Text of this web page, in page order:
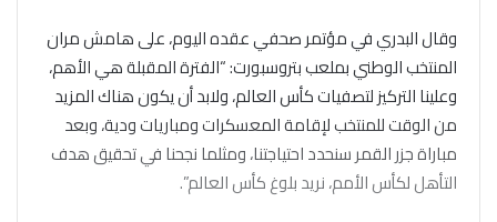
وقال البدري في مؤتمر صحفي عقده اليوم، على هامش مران
المنتخب الوطني بملعب بتروسبورت: “الفترة المقبلة هي الأهم،
وعلينا التركيز لتصفيات كأس العالم، ولابد أن يكون هناك المزيد
من الوقت للمنتخب لإقامة المعسكرات ومباريات ودية، وبعد
مباراة جزر القمر سنحدد احتياجتنا، ومثلما نجحنا في تحقيق هدف
التأهل لكأس الأمم، نريد بلوغ كأس العالم”.